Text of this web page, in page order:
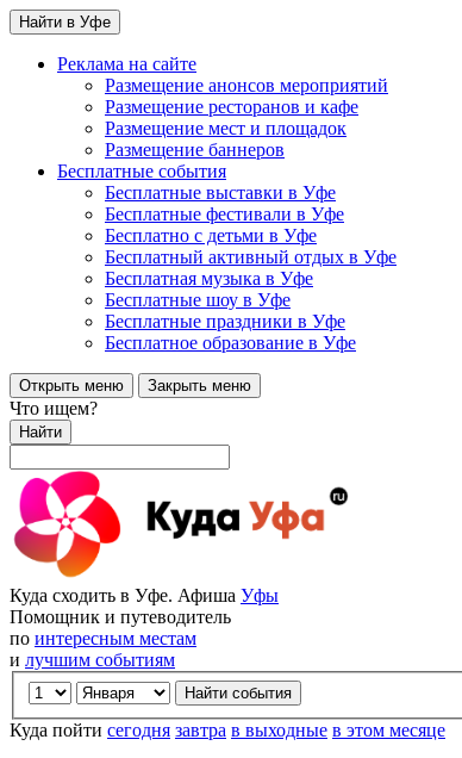
Найти в Уфе
Реклама на сайте
Размещение анонсов мероприятий
Размещение ресторанов и кафе
Размещение мест и площадок
Размещение баннеров
Бесплатные события
Бесплатные выставки в Уфе
Бесплатные фестивали в Уфе
Бесплатно с детьми в Уфе
Бесплатный активный отдых в Уфе
Бесплатная музыка в Уфе
Бесплатные шоу в Уфе
Бесплатные праздники в Уфе
Бесплатное образование в Уфе
Открыть меню Закрыть меню
Что ищем?
Найти
Куда сходить в Уфе. Афиша Уфы
Помощник и путеводитель
по интересным местам
и лучшим событиям
Куда пойти сегодня завтра в выходные в этом месяце